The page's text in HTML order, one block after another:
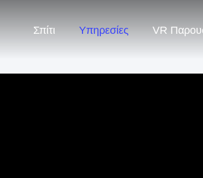
Σπίτι Υπηρεσίες VR